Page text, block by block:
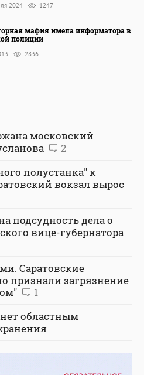
2024 1247
мафия имела информатора в
полиции
2836
московский
2
полустанка" к
вокзал вырос
подсудность дела о
вице-губернатора
Саратовские
признали загрязнение
1
областным